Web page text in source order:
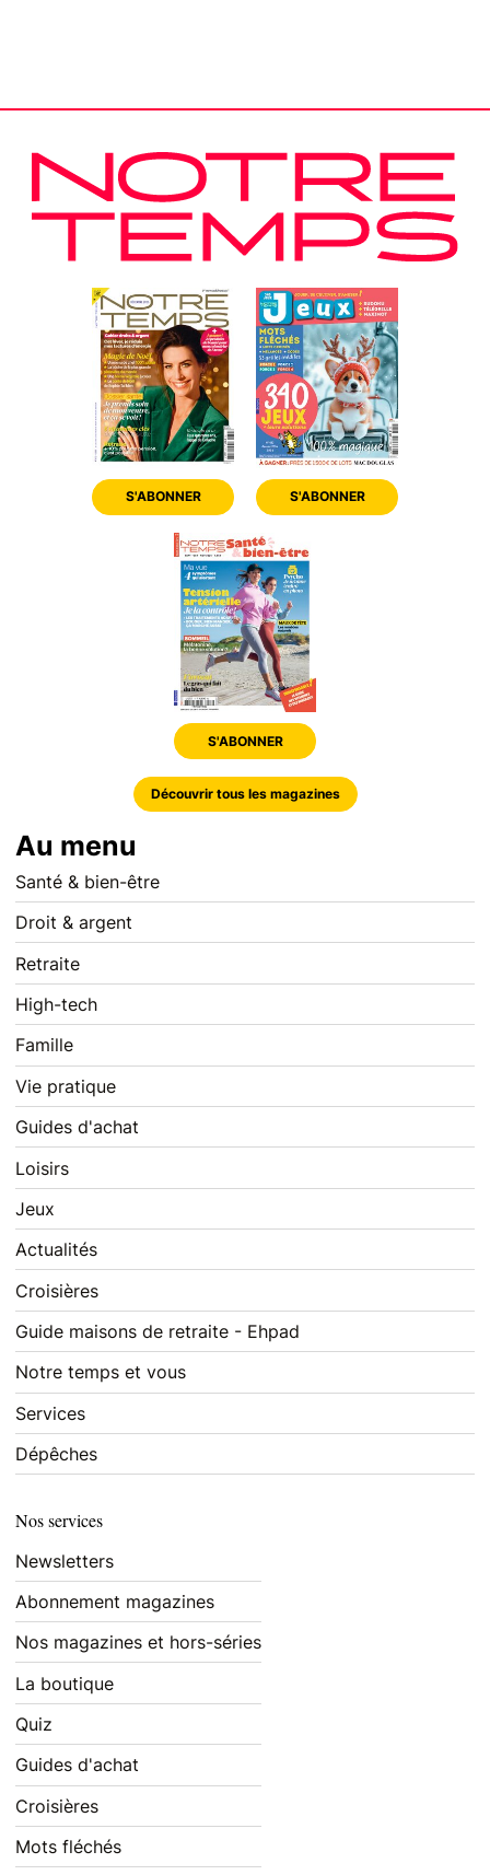
S'ABONNER S'ABONNER
S'ABONNER
Découvrir tous les magazines
Au menu
Santé & bien-être
Droit & argent
Retraite
High-tech
Famille
Vie pratique
Guides d'achat
Loisirs
Jeux
Actualités
Croisières
Guide maisons de retraite - Ehpad
Notre temps et vous
Services
Dépêches
Nos services
Newsletters
Abonnement magazines
Nos magazines et hors-séries
La boutique
Quiz
Guides d'achat
Croisières
Mots fléchés